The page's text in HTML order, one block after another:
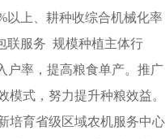
以上、耕种收综合机械化率
联服务 规模种植主体行
户率，提高粮食单产。推广
模式，努力提升种粮效益。
培育省级区域农机服务中心